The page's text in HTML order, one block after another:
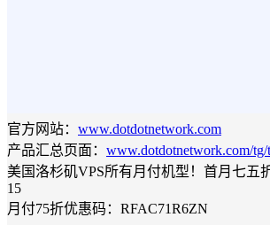
官方网站： www.dotdotnetwork.com
产品汇总页面： www.dotdotnetwork.com/tg/
美国洛杉矶VPS所有月付机型！首月七五
15
月付75折优惠码：RFAC71R6ZN